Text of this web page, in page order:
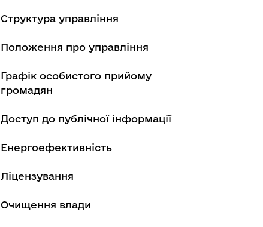
Структура управління
Положення про управління
Графік особистого прийому
громадян
Доступ до публічної інформації
Енергоефективність
Ліцензування
Очищення влади